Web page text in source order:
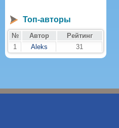
Топ-авторы
№ Автор
Рейтинг
1
Aleks 31